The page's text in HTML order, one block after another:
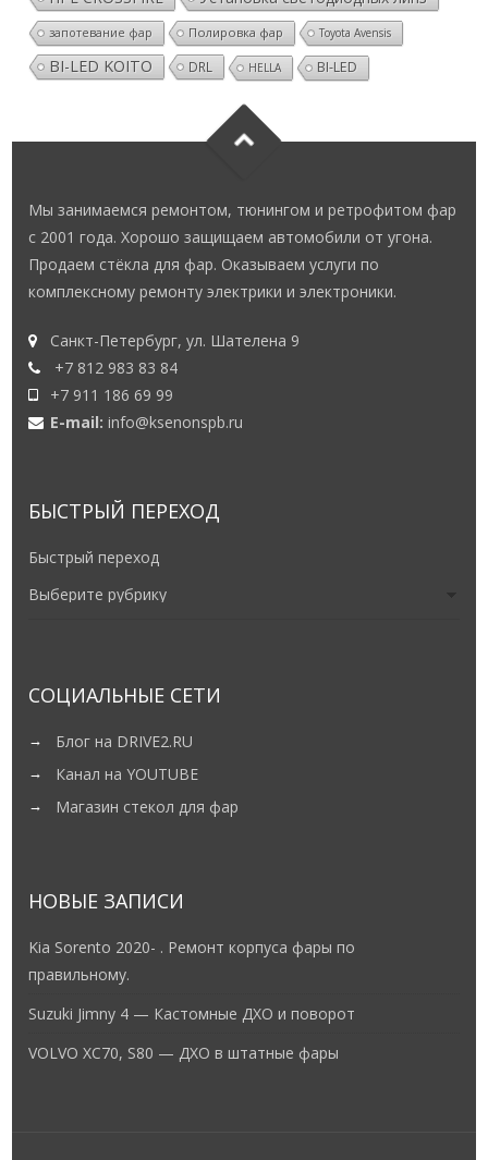
запотевание фар Полировка фар Toyota Avensis
BI-LED KOITO DRL HELLA BI-LED
Мы занимаемся ремонтом, тюнингом и ретрофитом фар
с 2001 года. Хорошо защищаем автомобили от угона.
Продаем стёкла для фар. Оказываем услуги по
комплексному ремонту электрики и электроники.
Санкт-Петербург, ул. Шателена 9
+7 812 983 83 84
+7 911 186 69 99
E-mail:info@ksenonspb.ru
БЫСТРЫЙ ПЕРЕХОД
Быстрый переход
СОЦИАЛЬНЫЕ СЕТИ
Блог на DRIVE2.RU
Канал на YOUTUBE
Магазин стекол для фар
НОВЫЕ ЗАПИСИ
Kia Sorento 2020- . Ремонт корпуса фары по
правильному.
Suzuki Jimny 4 — Кастомные ДХО и поворот
VOLVO XC70, S80 — ДХО в штатные фары